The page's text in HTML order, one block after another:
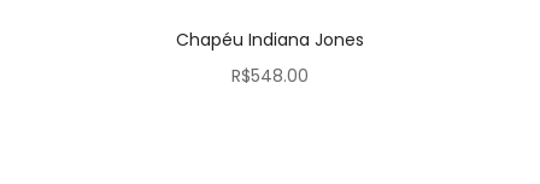
Chapéu Indiana Jones
R$548.00